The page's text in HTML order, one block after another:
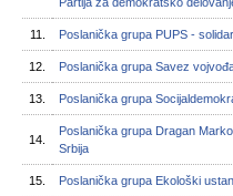
11. Poslanička grupa PUPS -
12. Poslanička grupa Savez
13. Poslanička grupa
14.
Poslanička grupa Dragan
Srbija
15. Poslanička grupa Ekološki